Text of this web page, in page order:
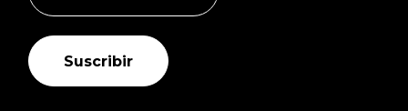
Suscribir